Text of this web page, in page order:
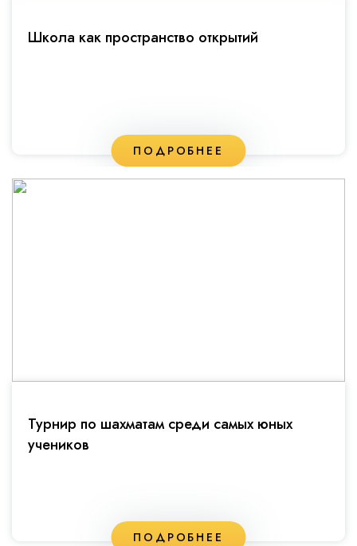
Школа как пространство открытий
ПОДРОБНЕЕ
Турнир по шахматам среди самых юных
учеников
ПОДРОБНЕЕ